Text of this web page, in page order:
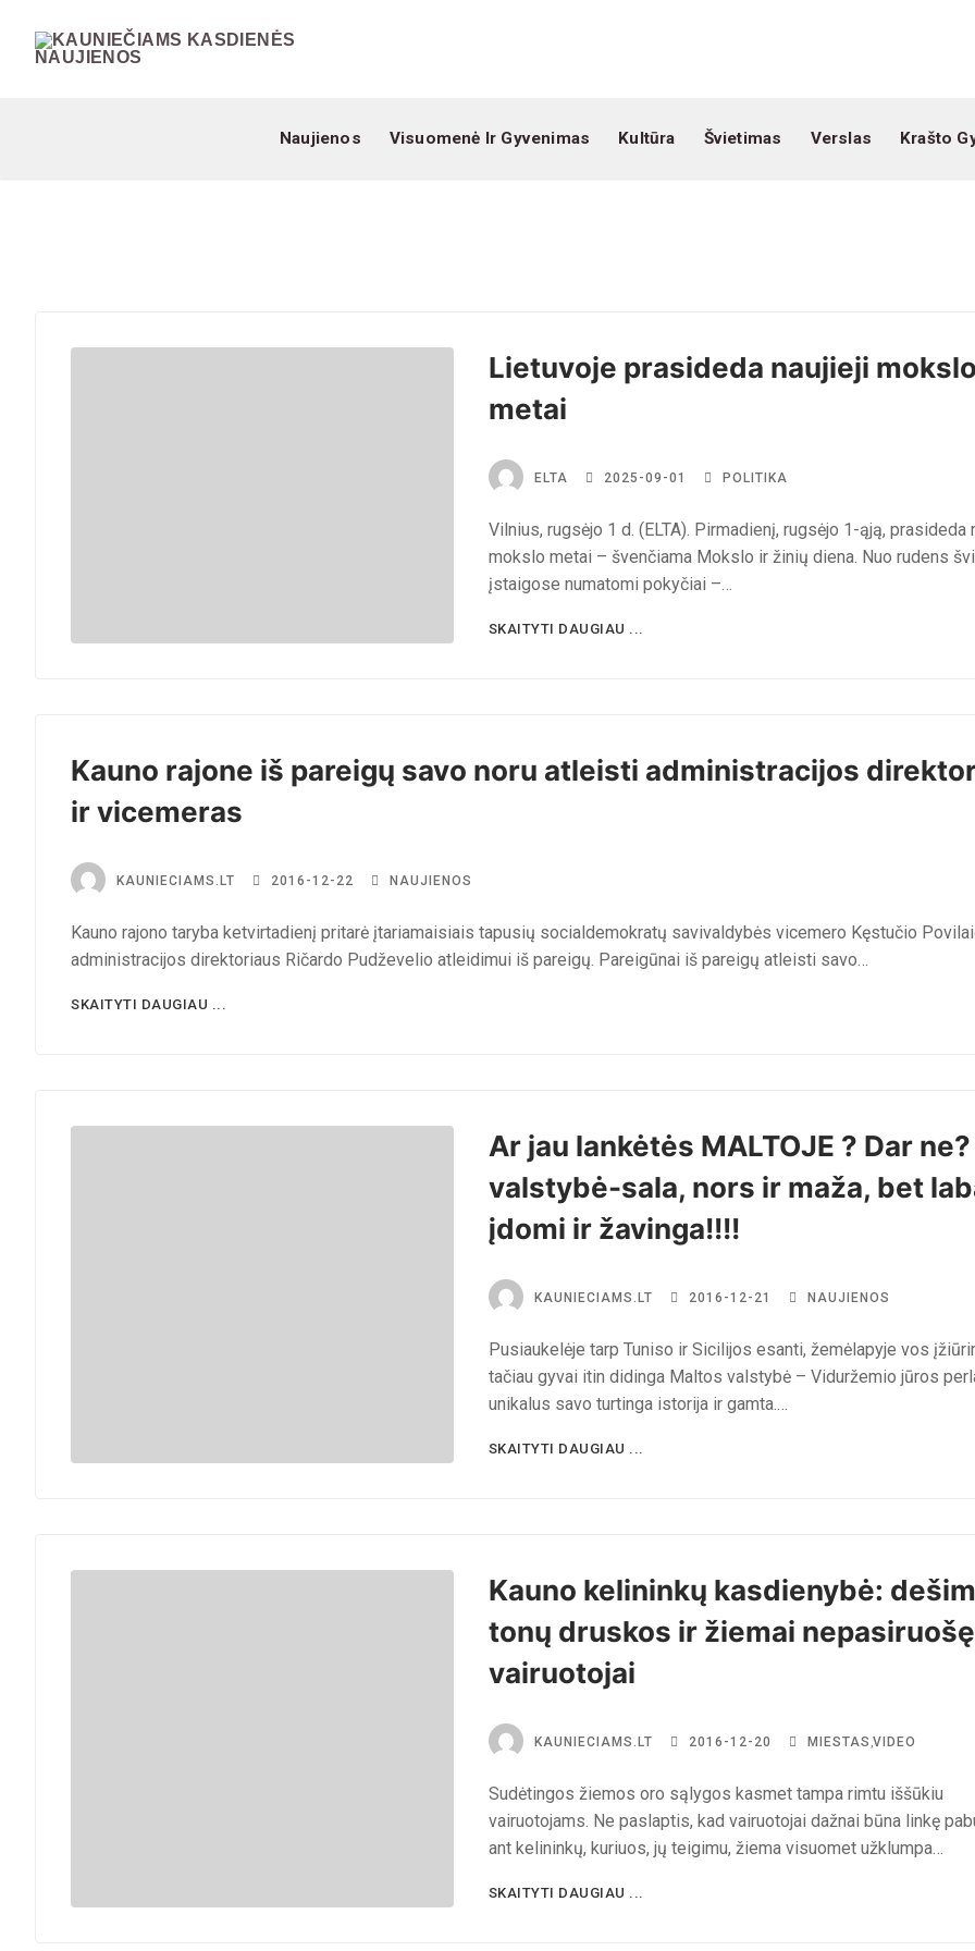
Naujienos Visuomenė Ir Gyvenimas Kultūra Švietimas Verslas Krašto
Lietuvoje prasideda naujieji mokslo
metai
ELTA 2025-09-01 POLITIKA
Vilnius, rugsėjo 1 d. (ELTA). Pirmadienį, rugsėjo 1-ąją, prasideda
mokslo metai – švenčiama Mokslo ir žinių diena. Nuo rudens
įstaigose numatomi pokyčiai –…
SKAITYTI DAUGIAU ...
Kauno rajone iš pareigų savo noru atleisti administracijos
ir vicemeras
KAUNIECIAMS.LT 2016-12-22 NAUJIENOS
Kauno rajono taryba ketvirtadienį pritarė įtariamaisiais tapusių socialdemokratų savivaldybės vicemero Kęstučio
administracijos direktoriaus Ričardo Pudževelio atleidimui iš pareigų. Pareigūnai iš pareigų atleisti savo…
SKAITYTI DAUGIAU ...
Ar jau lankėtės MALTOJE ? Dar ne?
valstybė-sala, nors ir maža, bet
įdomi ir žavinga!!!!
KAUNIECIAMS.LT 2016-12-21 NAUJIENOS
Pusiaukelėje tarp Tuniso ir Sicilijos esanti, žemėlapyje vos
tačiau gyvai itin didinga Maltos valstybė – Viduržemio jūros
unikalus savo turtinga istorija ir gamta.…
SKAITYTI DAUGIAU ...
Kauno kelininkų kasdienybė:
tonų druskos ir žiemai nepasiruošę
vairuotojai
KAUNIECIAMS.LT 2016-12-20 MIESTAS VIDEO
Sudėtingos žiemos oro sąlygos kasmet tampa rimtu iššūkiu
vairuotojams. Ne paslaptis, kad vairuotojai dažnai būna linkę
ant kelininkų, kuriuos, jų teigimu, žiema visuomet užklumpa…
SKAITYTI DAUGIAU ...